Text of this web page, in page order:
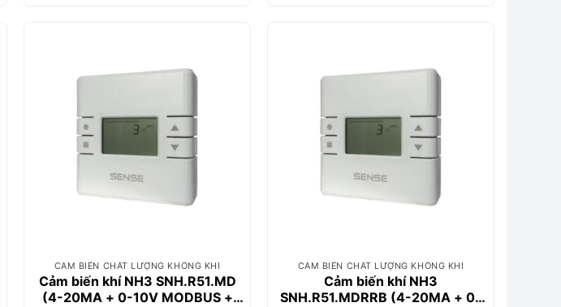
CẢM BIẾN CHẤT LƯỢNG KHÔNG KHÍ
Cảm biến khí NH3 SNH.R51.MD
(4-20MA + 0-10V MODBUS +
CẢM BIẾN CHẤT LƯỢNG KHÔNG KHÍ
Cảm biến khí NH3
SNH.R51.MDRRB (4-20MA + 0-